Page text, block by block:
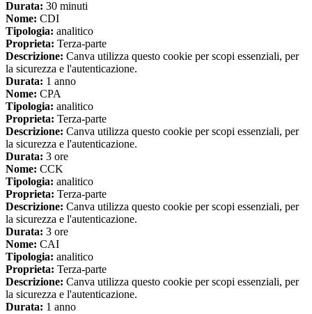
Durata: 30 minuti
Nome: CDI
Tipologia: analitico
Proprieta: Terza-parte
Descrizione: Canva utilizza questo cookie per scopi essenziali, per
la sicurezza e l'autenticazione.
Durata: 1 anno
Nome: CPA
Tipologia: analitico
Proprieta: Terza-parte
Descrizione: Canva utilizza questo cookie per scopi essenziali, per
la sicurezza e l'autenticazione.
Durata: 3 ore
Nome: CCK
Tipologia: analitico
Proprieta: Terza-parte
Descrizione: Canva utilizza questo cookie per scopi essenziali, per
la sicurezza e l'autenticazione.
Durata: 3 ore
Nome: CAI
Tipologia: analitico
Proprieta: Terza-parte
Descrizione: Canva utilizza questo cookie per scopi essenziali, per
la sicurezza e l'autenticazione.
Durata: 1 anno